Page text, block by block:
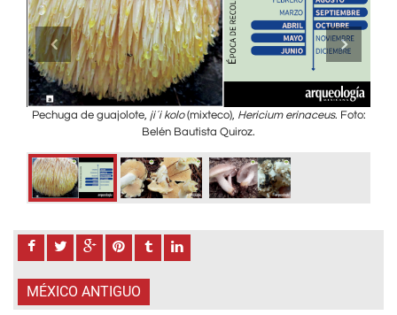
Pechuga de guajolote, ji´i kolo(mixteco), Hericium erinaceus. Foto:
Belén Bautista Quiroz.
MÉXICO ANTIGUO